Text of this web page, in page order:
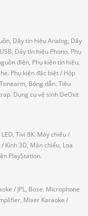
Dây tín hiệu Analog, Dây
Dây tín hiệu Phono. Phụ
điện, Phụ kiện tín hiệu,
Phụ kiện đặc biệt/ Hộp
Bóng dẫn. Tiêu
Dụng cụ vệ sinh DeOxit
Tivi 8K. Máy chiếu/
/ Kính 3D, Màn chiếu, Loa
PlayStation.
/ JPL, Bose. Microphone
Mixer Karaoke /